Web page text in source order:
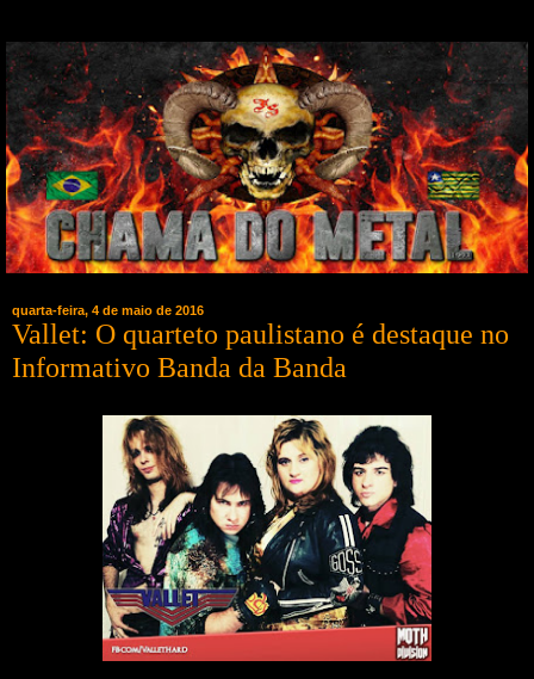
quarta-feira, 4 de maio de 2016
Vallet: O quarteto paulistano é destaque no
Informativo Banda da Banda